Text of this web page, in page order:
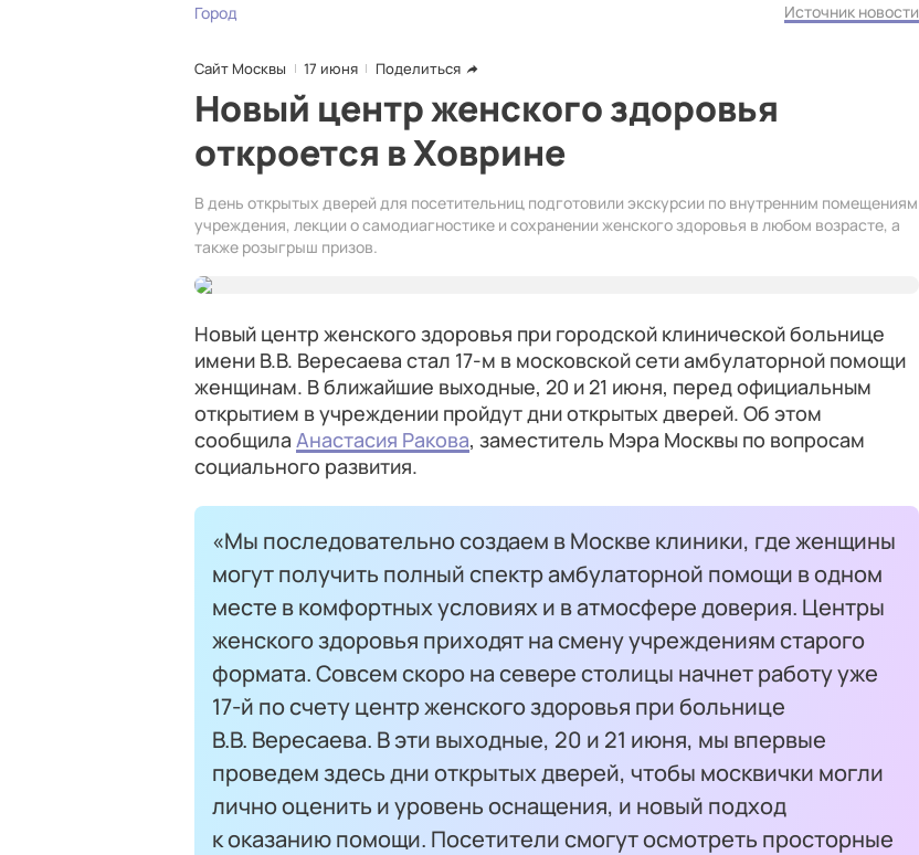
Город Источник новости
Сайт Москвы 17 июня Поделиться
Новый центр женского здоровья
откроется в Ховрине
В день открытых дверей для посетительниц подготовили экскурсии по внутренним помещениям
учреждения, лекции о самодиагностике и сохранении женского здоровья в любом возрасте, а
также розыгрыш призов.
Новый центр женского здоровья при городской клинической больнице
имени В.В. Вересаева стал 17-м в московской сети амбулаторной помощи
женщинам. В ближайшие выходные, 20 и 21 июня, перед официальным
открытием в учреждении пройдут дни открытых дверей. Об этом
сообщила Анастасия Ракова, заместитель Мэра Москвы по вопросам
социального развития.
«Мы последовательно создаем в Москве клиники, где женщины
могут получить полный спектр амбулаторной помощи в одном
месте в комфортных условиях и в атмосфере доверия. Центры
женского здоровья приходят на смену учреждениям старого
формата. Совсем скоро на севере столицы начнет работу уже
17-й по счету центр женского здоровья при больнице
В.В. Вересаева. В эти выходные, 20 и 21 июня, мы впервые
проведем здесь дни открытых дверей, чтобы москвички могли
лично оценить и уровень оснащения, и новый подход
к оказанию помощи. Посетители смогут осмотреть просторные